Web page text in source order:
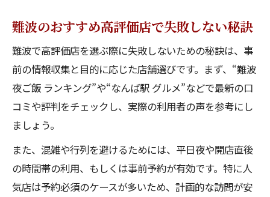
難波のおすすめ高評価店で失敗しない秘訣
難波で高評価店を選ぶ際に失敗しないための秘訣は、事
前の情報収集と目的に応じた店舗選びです。まず、“難波
夜ご飯 ランキング”や“なんば駅 グルメ”などで最新の口
コミや評判をチェックし、実際の利用者の声を参考にし
ましょう。
また、混雑や行列を避けるためには、平日夜や開店直後
の時間帯の利用、もしくは事前予約が有効です。特に人
気店は予約必須のケースが多いため、計画的な訪問が安